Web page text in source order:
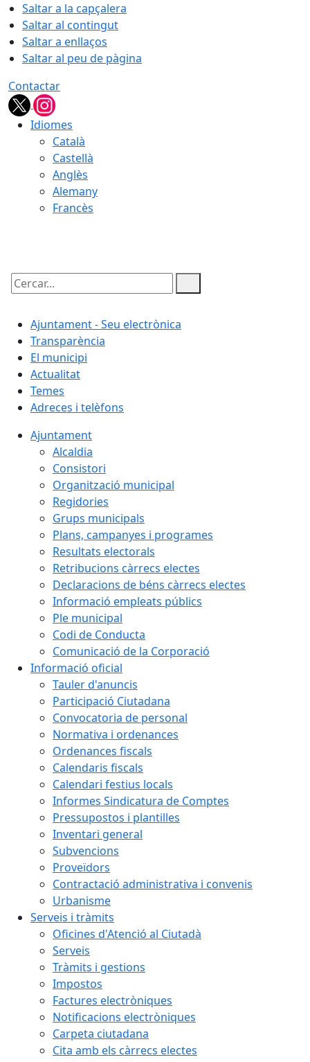
Saltar a la capçalera
Saltar al contingut
Saltar a enllaços
Saltar al peu de pàgina
Contactar
Idiomes
Català
Castellà
Anglès
Alemany
Francès
Cercar:
Ajuntament - Seu electrònica
Transparència
El municipi
Actualitat
Temes
Adreces i telèfons
Ajuntament
Alcaldia
Consistori
Organització municipal
Regidories
Grups municipals
Plans, campanyes i programes
Resultats electorals
Retribucions càrrecs electes
Declaracions de béns càrrecs electes
Informació empleats públics
Ple municipal
Codi de Conducta
Comunicació de la Corporació
Informació oficial
Tauler d'anuncis
Participació Ciutadana
Convocatoria de personal
Normativa i ordenances
Ordenances fiscals
Calendaris fiscals
Calendari festius locals
Informes Sindicatura de Comptes
Pressupostos i plantilles
Inventari general
Subvencions
Proveïdors
Contractació administrativa i convenis
Urbanisme
Serveis i tràmits
Oficines d'Atenció al Ciutadà
Serveis
Tràmits i gestions
Impostos
Factures electròniques
Notificacions electròniques
Carpeta ciutadana
Cita amb els càrrecs electes